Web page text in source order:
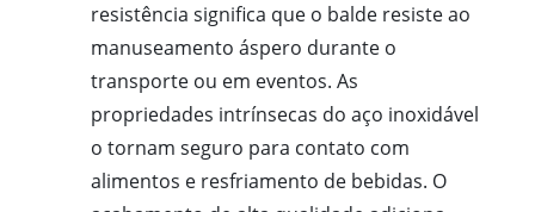
resistência significa que o balde resiste ao
manuseamento áspero durante o
transporte ou em eventos. As
propriedades intrínsecas do aço inoxidável
o tornam seguro para contato com
alimentos e resfriamento de bebidas. O